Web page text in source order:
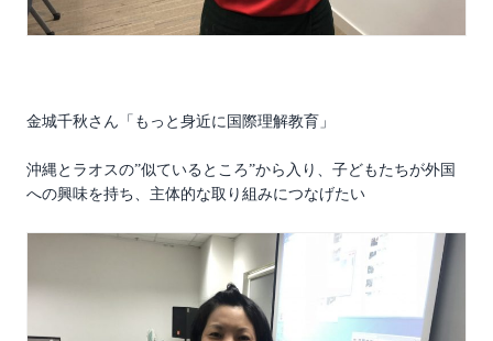
金城千秋さん「もっと身近に国際理解教育」
沖縄とラオスの”似ているところ”から入り、子どもたちが外国
への興味を持ち、主体的な取り組みにつなげたい